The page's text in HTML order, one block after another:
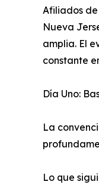
Afiliados
Nueva
amplia. El
constante
Día Uno:
La
Lo que